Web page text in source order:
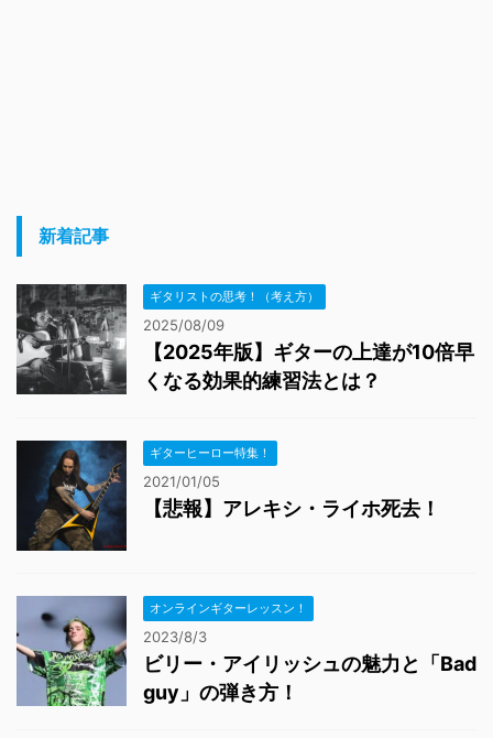
新着記事
ギタリストの思考！（考え方）
2025/08/09
【2025年版】ギターの上達が10倍早
くなる効果的練習法とは？
ギターヒーロー特集！
2021/01/05
【悲報】アレキシ・ライホ死去！
オンラインギターレッスン！
2023/8/3
ビリー・アイリッシュの魅力と「Bad
guy」の弾き方！